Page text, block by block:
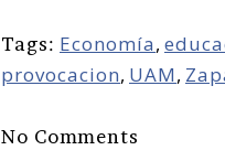
Tags: Economía,
provocacion, UAM,
No Comments